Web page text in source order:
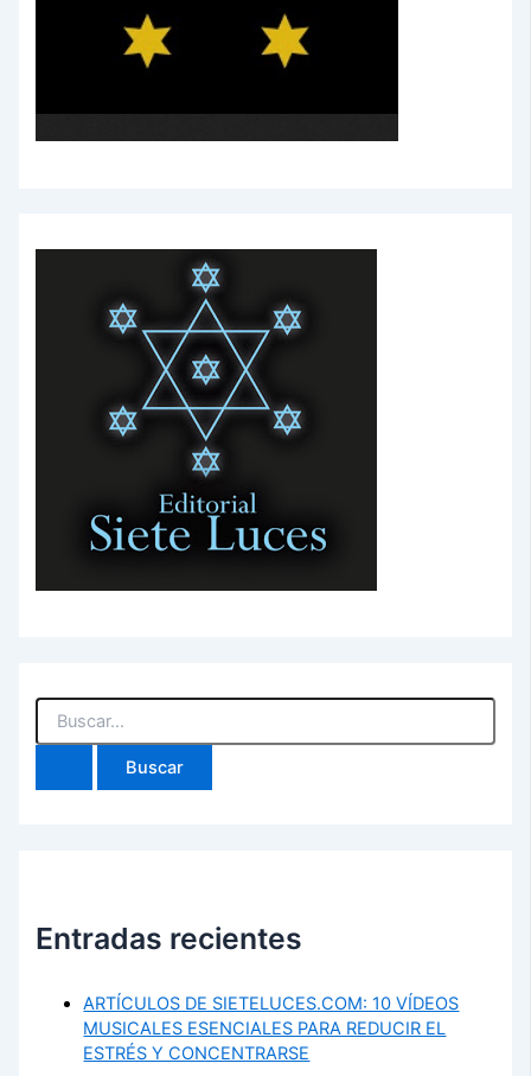
Buscar
por:
Entradas recientes
ARTÍCULOS DE SIETELUCES.COM: 10 VÍDEOS
MUSICALES ESENCIALES PARA REDUCIR EL
ESTRÉS Y CONCENTRARSE